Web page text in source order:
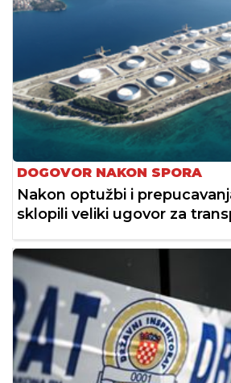
DOGOVOR NAKON SPORA
Nakon optužbi i
sklopili veliki ugovor za